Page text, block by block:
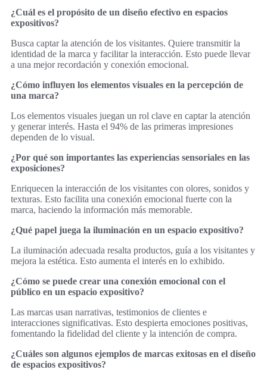
¿Cuál es el propósito de un diseño efectivo en espacios
expositivos?
Busca captar la atención de los visitantes. Quiere transmitir la
identidad de la marca y facilitar la interacción. Esto puede llevar
a una mejor recordación y conexión emocional.
¿Cómo influyen los elementos visuales en la percepción de
una marca?
Los elementos visuales juegan un rol clave en captar la atención
y generar interés. Hasta el 94% de las primeras impresiones
dependen de lo visual.
¿Por qué son importantes las experiencias sensoriales en las
exposiciones?
Enriquecen la interacción de los visitantes con olores, sonidos y
texturas. Esto facilita una conexión emocional fuerte con la
marca, haciendo la información más memorable.
¿Qué papel juega la iluminación en un espacio expositivo?
La iluminación adecuada resalta productos, guía a los visitantes y
mejora la estética. Esto aumenta el interés en lo exhibido.
¿Cómo se puede crear una conexión emocional con el
público en un espacio expositivo?
Las marcas usan narrativas, testimonios de clientes e
interacciones significativas. Esto despierta emociones positivas,
fomentando la fidelidad del cliente y la intención de compra.
¿Cuáles son algunos ejemplos de marcas exitosas en el diseño
de espacios expositivos?